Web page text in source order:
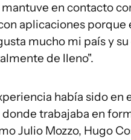
en contacto
aplicaciones
mucho mi país y
de lleno".
había sido
donde trabajaba en
Julio Mozzo, Hugo